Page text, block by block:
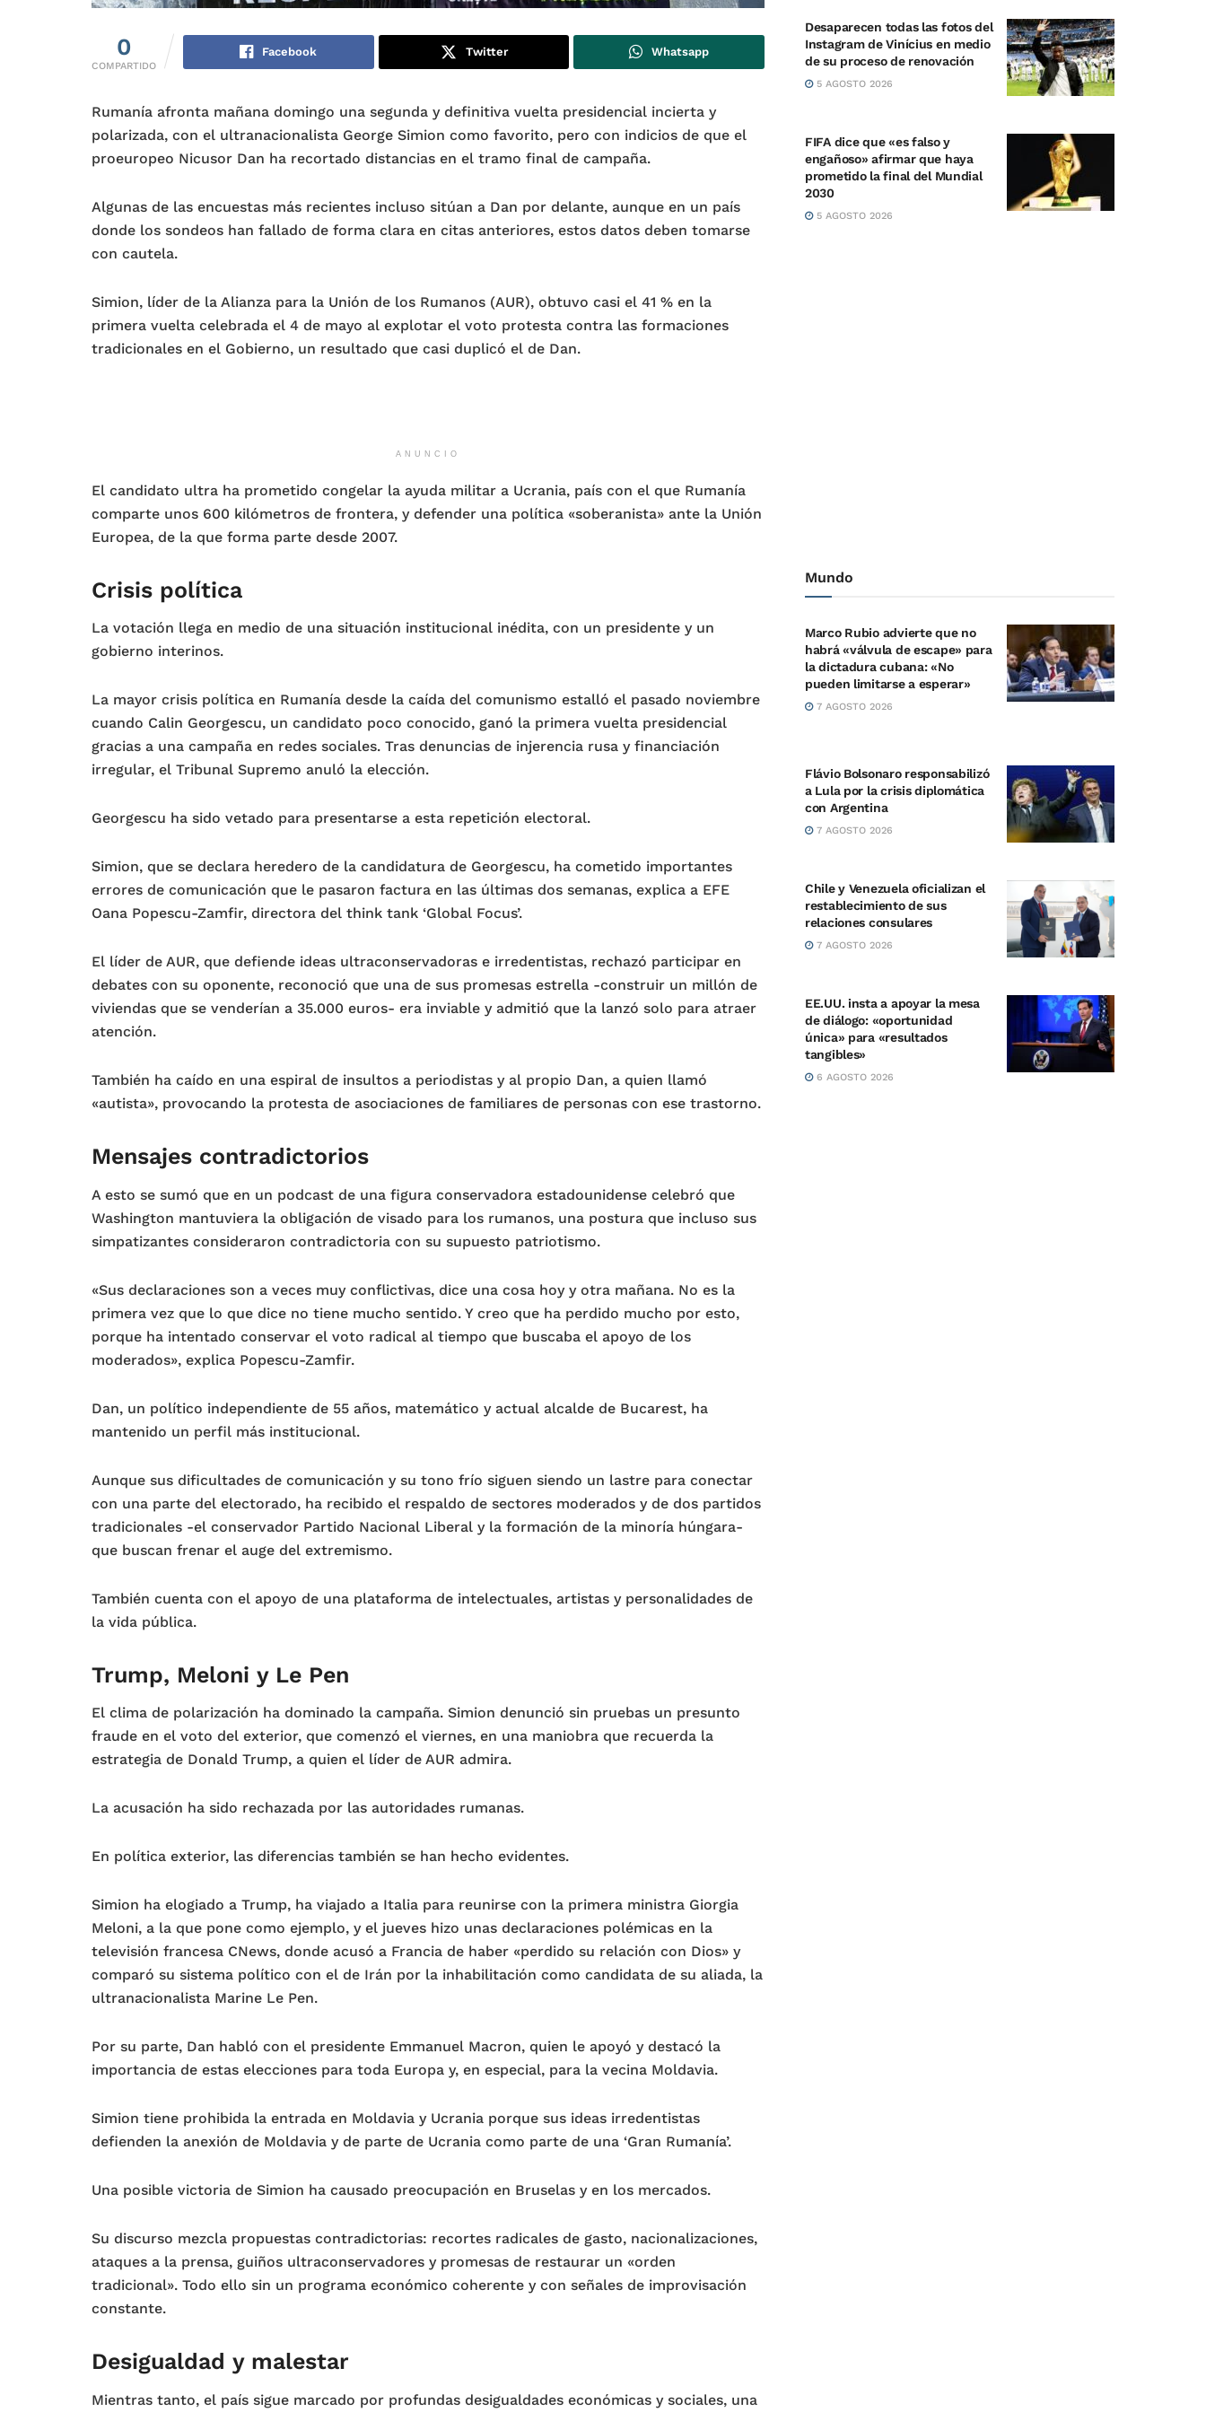
0
COMPARTIDO
Facebook Twitter Whatsapp
Rumanía afronta mañana domingo una segunda y definitiva vuelta presidencial incierta y
polarizada, con el ultranacionalista George Simion como favorito, pero con indicios de que el
proeuropeo Nicusor Dan ha recortado distancias en el tramo final de campaña.
Algunas de las encuestas más recientes incluso sitúan a Dan por delante, aunque en un país
donde los sondeos han fallado de forma clara en citas anteriores, estos datos deben tomarse
con cautela.
Simion, líder de la Alianza para la Unión de los Rumanos (AUR), obtuvo casi el 41 % en la
primera vuelta celebrada el 4 de mayo al explotar el voto protesta contra las formaciones
tradicionales en el Gobierno, un resultado que casi duplicó el de Dan.
ANUNCIO
El candidato ultra ha prometido congelar la ayuda militar a Ucrania, país con el que Rumanía
comparte unos 600 kilómetros de frontera, y defender una política «soberanista» ante la Unión
Europea, de la que forma parte desde 2007.
Crisis política
La votación llega en medio de una situación institucional inédita, con un presidente y un
gobierno interinos.
La mayor crisis política en Rumanía desde la caída del comunismo estalló el pasado noviembre
cuando Calin Georgescu, un candidato poco conocido, ganó la primera vuelta presidencial
gracias a una campaña en redes sociales. Tras denuncias de injerencia rusa y financiación
irregular, el Tribunal Supremo anuló la elección.
Georgescu ha sido vetado para presentarse a esta repetición electoral.
Simion, que se declara heredero de la candidatura de Georgescu, ha cometido importantes
errores de comunicación que le pasaron factura en las últimas dos semanas, explica a EFE
Oana Popescu-Zamfir, directora del think tank ‘Global Focus’.
El líder de AUR, que defiende ideas ultraconservadoras e irredentistas, rechazó participar en
debates con su oponente, reconoció que una de sus promesas estrella -construir un millón de
viviendas que se venderían a 35.000 euros- era inviable y admitió que la lanzó solo para atraer
atención.
También ha caído en una espiral de insultos a periodistas y al propio Dan, a quien llamó
«autista», provocando la protesta de asociaciones de familiares de personas con ese trastorno.
Mensajes contradictorios
A esto se sumó que en un podcast de una figura conservadora estadounidense celebró que
Washington mantuviera la obligación de visado para los rumanos, una postura que incluso sus
simpatizantes consideraron contradictoria con su supuesto patriotismo.
«Sus declaraciones son a veces muy conflictivas, dice una cosa hoy y otra mañana. No es la
primera vez que lo que dice no tiene mucho sentido. Y creo que ha perdido mucho por esto,
porque ha intentado conservar el voto radical al tiempo que buscaba el apoyo de los
moderados», explica Popescu-Zamfir.
Dan, un político independiente de 55 años, matemático y actual alcalde de Bucarest, ha
mantenido un perfil más institucional.
Aunque sus dificultades de comunicación y su tono frío siguen siendo un lastre para conectar
con una parte del electorado, ha recibido el respaldo de sectores moderados y de dos partidos
tradicionales -el conservador Partido Nacional Liberal y la formación de la minoría húngara-
que buscan frenar el auge del extremismo.
También cuenta con el apoyo de una plataforma de intelectuales, artistas y personalidades de
la vida pública.
Trump, Meloni y Le Pen
El clima de polarización ha dominado la campaña. Simion denunció sin pruebas un presunto
fraude en el voto del exterior, que comenzó el viernes, en una maniobra que recuerda la
estrategia de Donald Trump, a quien el líder de AUR admira.
La acusación ha sido rechazada por las autoridades rumanas.
En política exterior, las diferencias también se han hecho evidentes.
Simion ha elogiado a Trump, ha viajado a Italia para reunirse con la primera ministra Giorgia
Meloni, a la que pone como ejemplo, y el jueves hizo unas declaraciones polémicas en la
televisión francesa CNews, donde acusó a Francia de haber «perdido su relación con Dios» y
comparó su sistema político con el de Irán por la inhabilitación como candidata de su aliada, la
ultranacionalista Marine Le Pen.
Por su parte, Dan habló con el presidente Emmanuel Macron, quien le apoyó y destacó la
importancia de estas elecciones para toda Europa y, en especial, para la vecina Moldavia.
Simion tiene prohibida la entrada en Moldavia y Ucrania porque sus ideas irredentistas
defienden la anexión de Moldavia y de parte de Ucrania como parte de una ‘Gran Rumanía’.
Una posible victoria de Simion ha causado preocupación en Bruselas y en los mercados.
Su discurso mezcla propuestas contradictorias: recortes radicales de gasto, nacionalizaciones,
ataques a la prensa, guiños ultraconservadores y promesas de restaurar un «orden
tradicional». Todo ello sin un programa económico coherente y con señales de improvisación
constante.
Desigualdad y malestar
Mientras tanto, el país sigue marcado por profundas desigualdades económicas y sociales, una
Desaparecen todas las fotos del
Instagram de Vinícius en medio
de su proceso de renovación
5 AGOSTO 2026
FIFA dice que «es falso y
engañoso» afirmar que haya
prometido la final del Mundial
2030
5 AGOSTO 2026
Mundo
Marco Rubio advierte que no
habrá «válvula de escape» para
la dictadura cubana: «No
pueden limitarse a esperar»
7 AGOSTO 2026
Flávio Bolsonaro responsabilizó
a Lula por la crisis diplomática
con Argentina
7 AGOSTO 2026
Chile y Venezuela oficializan el
restablecimiento de sus
relaciones consulares
7 AGOSTO 2026
EE.UU. insta a apoyar la mesa
de diálogo: «oportunidad
única» para «resultados
tangibles»
6 AGOSTO 2026